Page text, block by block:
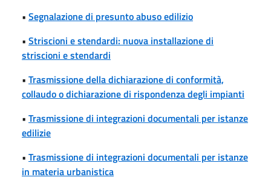
• Segnalazione di presunto abuso edilizio
• Striscioni e stendardi: nuova installazione di
striscioni e stendardi
• Trasmissione della dichiarazione di conformità,
collaudo o dichiarazione di rispondenza degli impianti
• Trasmissione di integrazioni documentali per istanze
edilizie
• Trasmissione di integrazioni documentali per istanze
in materia urbanistica